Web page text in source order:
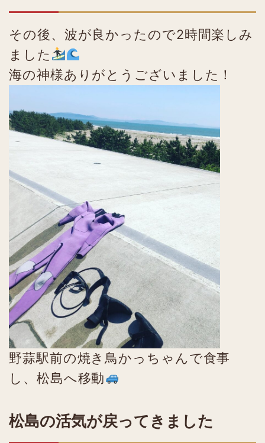
その後、波が良かったので2時間楽しみ
ました
海の神様ありがとうございました！
野蒜駅前の焼き鳥かっちゃんで食事
し、松島へ移動
松島の活気が戻ってきました